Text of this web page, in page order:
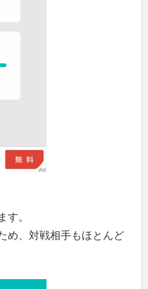
。
め、対戦相手もほとんど